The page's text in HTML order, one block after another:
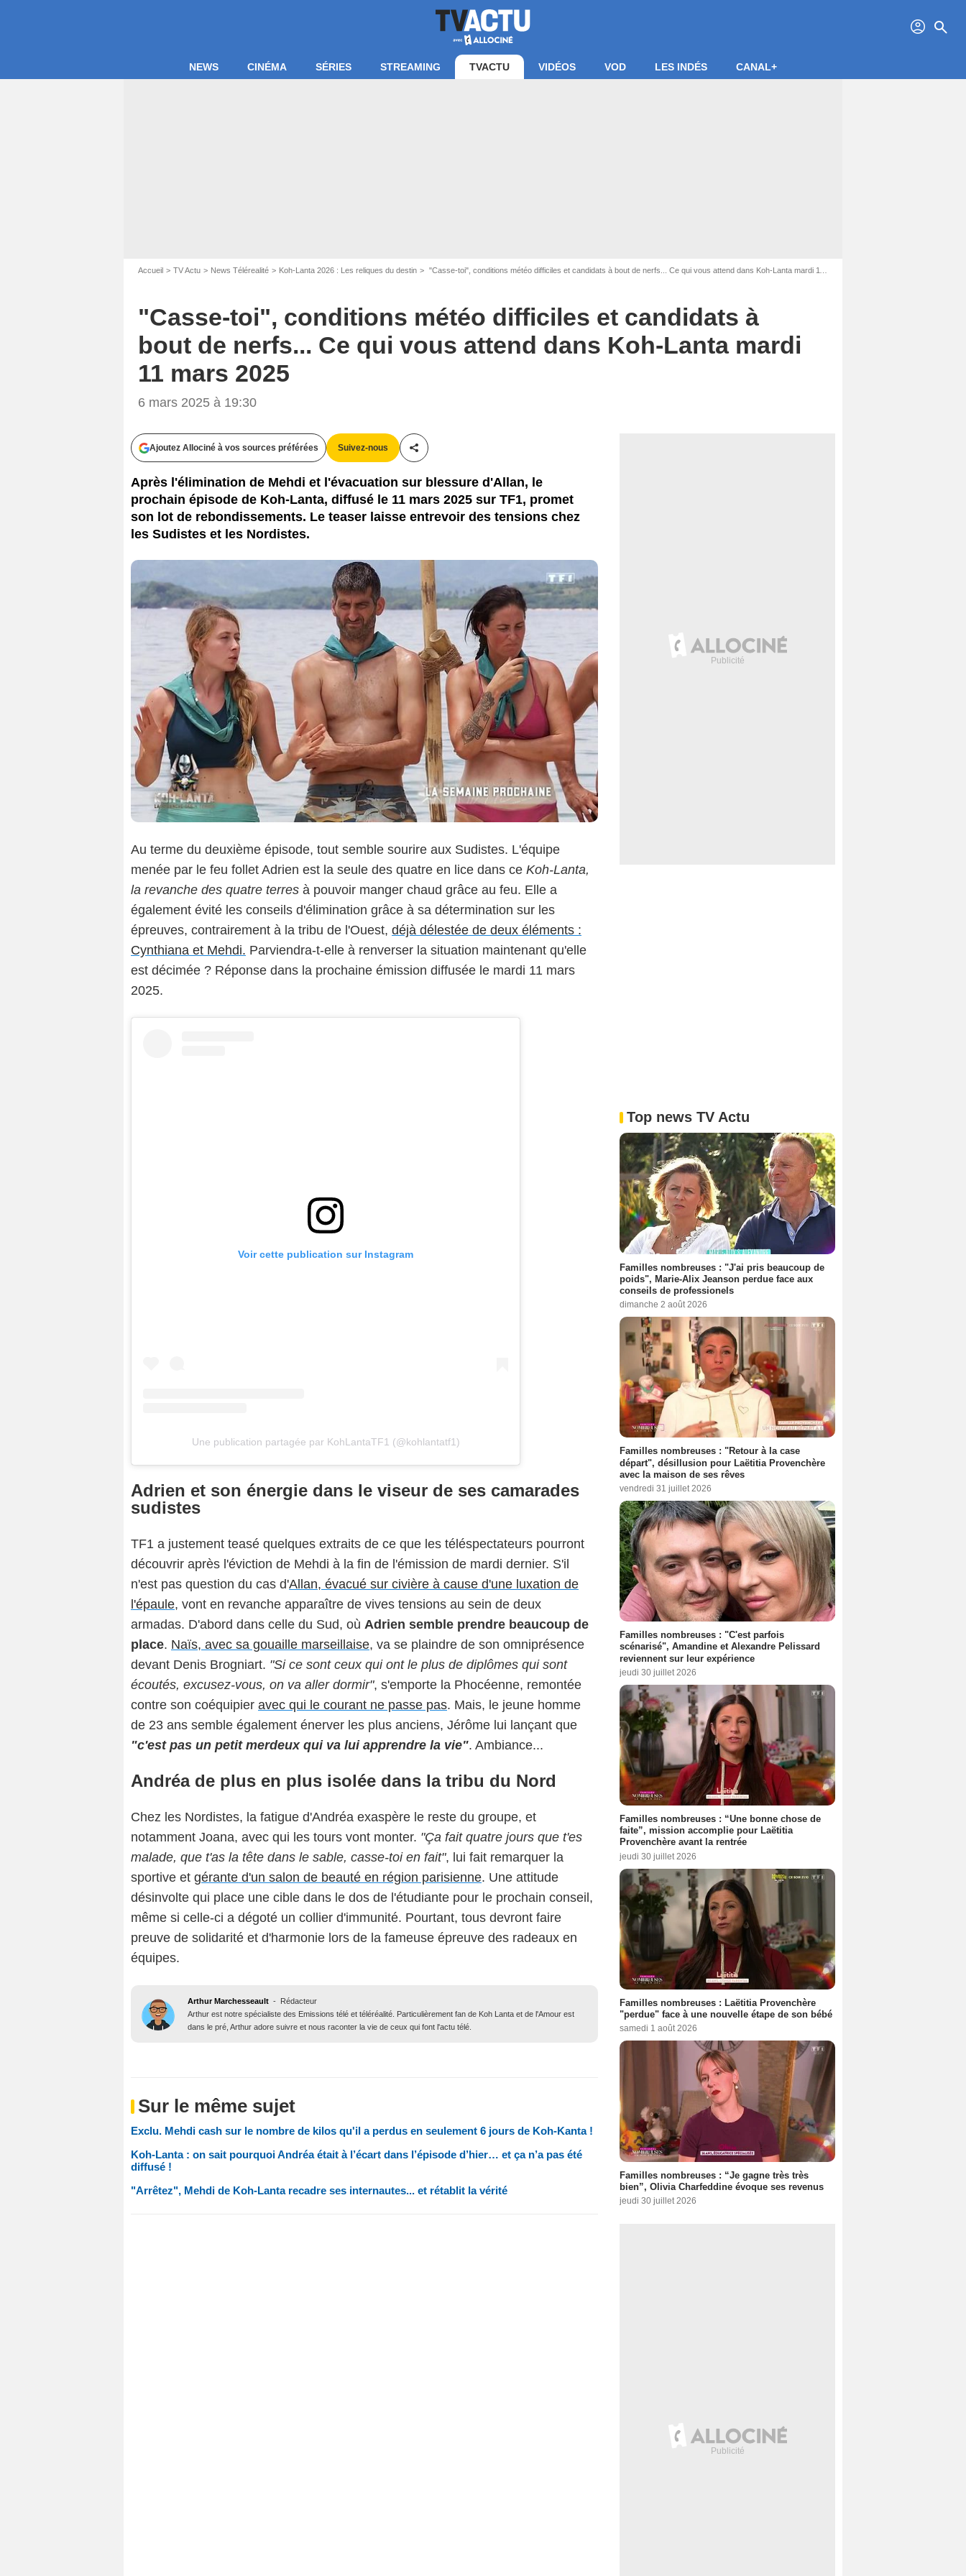
profil search
NEWS CINÉMA SÉRIES STREAMING TVACTU VIDÉOS VOD LES INDÉS CANAL+
Accueil TV Actu News Télérealité Koh-Lanta 2026 : Les reliques du destin "Casse-toi", conditions météo difficiles et candidats à bout de nerfs... Ce qui vous attend dans Koh-Lanta mardi 11 mars 2025
"Casse-toi", conditions météo difficiles et candidats à
bout de nerfs... Ce qui vous attend dans Koh-Lanta mardi
11 mars 2025
6 mars 2025 à 19:30
Ajoutez Allociné à vos sources préférées Suivez-nous
Partager cet article
Après l'élimination de Mehdi et l'évacuation sur blessure d'Allan, le
prochain épisode de Koh-Lanta, diffusé le 11 mars 2025 sur TF1, promet
son lot de rebondissements. Le teaser laisse entrevoir des tensions chez
les Sudistes et les Nordistes.
Au terme du deuxième épisode, tout semble sourire aux Sudistes. L'équipe
menée par le feu follet Adrien est la seule des quatre en lice dans ce Koh-Lanta,
la revanche des quatre terres à pouvoir manger chaud grâce au feu. Elle a
également évité les conseils d'élimination grâce à sa détermination sur les
épreuves, contrairement à la tribu de l'Ouest, déjà délestée de deux éléments :
Cynthiana et Mehdi. Parviendra-t-elle à renverser la situation maintenant qu'elle
est décimée ? Réponse dans la prochaine émission diffusée le mardi 11 mars
2025.
Voir cette publication sur Instagram
Une publication partagée par KohLantaTF1 (@kohlantatf1)
Adrien et son énergie dans le viseur de ses camarades
sudistes
TF1 a justement teasé quelques extraits de ce que les téléspectateurs pourront
découvrir après l'éviction de Mehdi à la fin de l'émission de mardi dernier. S'il
n'est pas question du cas d'Allan, évacué sur civière à cause d'une luxation de
l'épaule, vont en revanche apparaître de vives tensions au sein de deux
armadas. D'abord dans celle du Sud, où Adrien semble prendre beaucoup de
place. Naïs, avec sa gouaille marseillaise, va se plaindre de son omniprésence
devant Denis Brogniart. "Si ce sont ceux qui ont le plus de diplômes qui sont
écoutés, excusez-vous, on va aller dormir", s'emporte la Phocéenne, remontée
contre son coéquipier avec qui le courant ne passe pas. Mais, le jeune homme
de 23 ans semble également énerver les plus anciens, Jérôme lui lançant que
"c'est pas un petit merdeux qui va lui apprendre la vie". Ambiance...
Andréa de plus en plus isolée dans la tribu du Nord
Chez les Nordistes, la fatigue d'Andréa exaspère le reste du groupe, et
notamment Joana, avec qui les tours vont monter. "Ça fait quatre jours que t'es
malade, que t'as la tête dans le sable, casse-toi en fait", lui fait remarquer la
sportive et gérante d'un salon de beauté en région parisienne. Une attitude
désinvolte qui place une cible dans le dos de l'étudiante pour le prochain conseil,
même si celle-ci a dégoté un collier d'immunité. Pourtant, tous devront faire
preuve de solidarité et d'harmonie lors de la fameuse épreuve des radeaux en
équipes.
Arthur Marchesseault - Rédacteur
Arthur est notre spécialiste des Emissions télé et téléréalité. Particulièrement fan de Koh Lanta et de l'Amour est
dans le pré, Arthur adore suivre et nous raconter la vie de ceux qui font l'actu télé.
Sur le même sujet
Exclu. Mehdi cash sur le nombre de kilos qu'il a perdus en seulement 6 jours de Koh-Kanta !
Koh-Lanta : on sait pourquoi Andréa était à l’écart dans l’épisode d’hier… et ça n’a pas été
diffusé !
"Arrêtez", Mehdi de Koh-Lanta recadre ses internautes... et rétablit la vérité
Top news TV Actu
Familles nombreuses : "J'ai pris beaucoup de
poids", Marie-Alix Jeanson perdue face aux
conseils de professionels
dimanche 2 août 2026
Familles nombreuses : "Retour à la case
départ", désillusion pour Laëtitia Provenchère
avec la maison de ses rêves
vendredi 31 juillet 2026
Familles nombreuses : "C'est parfois
scénarisé", Amandine et Alexandre Pelissard
reviennent sur leur expérience
jeudi 30 juillet 2026
Familles nombreuses : “Une bonne chose de
faite”, mission accomplie pour Laëtitia
Provenchère avant la rentrée
jeudi 30 juillet 2026
Familles nombreuses : Laëtitia Provenchère
"perdue" face à une nouvelle étape de son bébé
samedi 1 août 2026
Familles nombreuses : “Je gagne très très
bien”, Olivia Charfeddine évoque ses revenus
jeudi 30 juillet 2026